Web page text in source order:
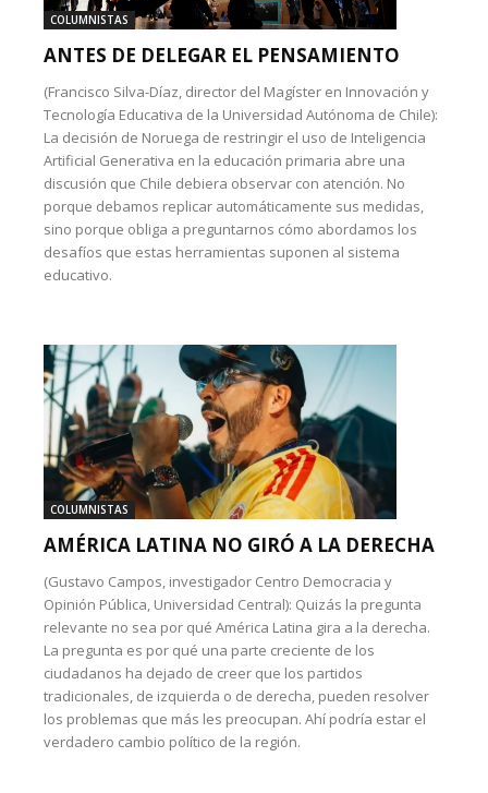
COLUMNISTAS
ANTES DE DELEGAR EL PENSAMIENTO
(Francisco Silva-Díaz, director del Magíster en Innovación y
Tecnología Educativa de la Universidad Autónoma de Chile):
La decisión de Noruega de restringir el uso de Inteligencia
Artificial Generativa en la educación primaria abre una
discusión que Chile debiera observar con atención. No
porque debamos replicar automáticamente sus medidas,
sino porque obliga a preguntarnos cómo abordamos los
desafíos que estas herramientas suponen al sistema
educativo.
COLUMNISTAS
AMÉRICA LATINA NO GIRÓ A LA DERECHA
(Gustavo Campos, investigador Centro Democracia y
Opinión Pública, Universidad Central): Quizás la pregunta
relevante no sea por qué América Latina gira a la derecha.
La pregunta es por qué una parte creciente de los
ciudadanos ha dejado de creer que los partidos
tradicionales, de izquierda o de derecha, pueden resolver
los problemas que más les preocupan. Ahí podría estar el
verdadero cambio político de la región.